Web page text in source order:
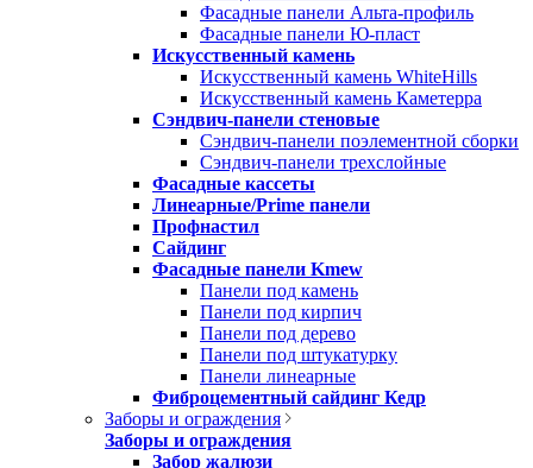
Фасадные панели Альта-профиль
Фасадные панели Ю-пласт
Искусственный камень
Искусственный камень WhiteHills
Искусственный камень Каметерра
Сэндвич-панели стеновые
Сэндвич-панели поэлементной сборки
Сэндвич-панели трехслойные
Фасадные кассеты
Линеарные/Prime панели
Профнастил
Сайдинг
Фасадные панели Kmew
Панели под камень
Панели под кирпич
Панели под дерево
Панели под штукатурку
Панели линеарные
Фиброцементный сайдинг Кедр
Заборы и ограждения
Заборы и ограждения
Забор жалюзи